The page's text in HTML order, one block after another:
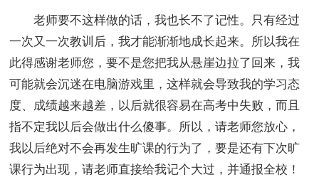
老师要不这样做的话，我也长不了记性。只有经过
一次又一次教训后，我才能渐渐地成长起来。所以我在
此得感谢老师您，要不是您把我从悬崖边拉了回来，我
可能就会沉迷在电脑游戏里，这样就会导致我的学习态
度、成绩越来越差，以后就很容易在高考中失败，而且
指不定我以后会做出什么傻事。所以，请老师您放心，
我以后绝对不会再发生旷课的行为了，要是还有下次旷
课行为出现，请老师直接给我记个大过，并通报全校！